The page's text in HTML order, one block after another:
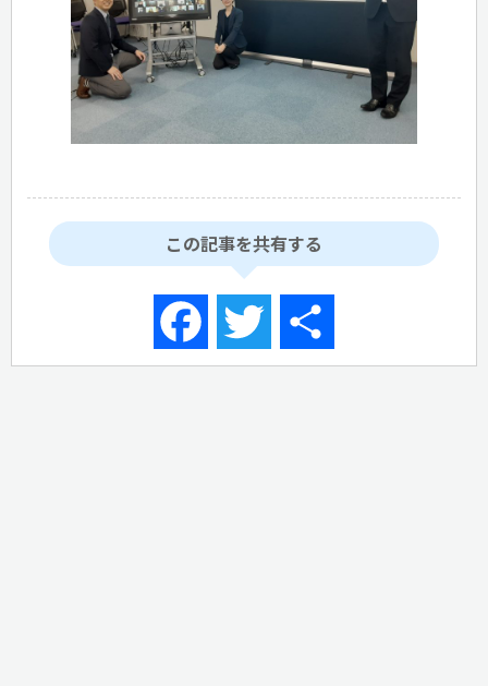
この記事を共有する
FacebookTwitter